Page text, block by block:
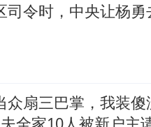
司令时，中央让杨
众扇三巴掌，我装